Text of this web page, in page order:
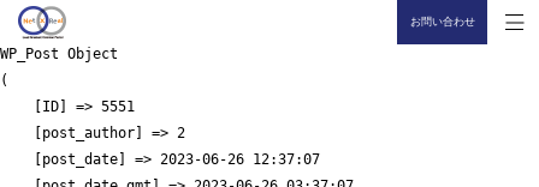
お問い合わせ
WP_Post Object
(
    [ID] => 5551
    [post_author] => 2
    [post_date] => 2023-06-26 12:37:07